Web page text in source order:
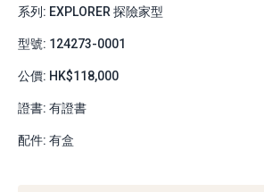
系列: EXPLORER 探險家型
型號: 124273-0001
公價: HK$118,000
證書: 有證書
配件: 有盒